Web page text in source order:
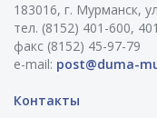
183016, г. Мурманск,
тел. (8152) 401-600,
факс (8152) 45-97-79
e-mail: post@duma-
Контакты